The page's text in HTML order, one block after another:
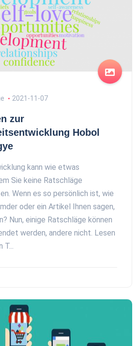
2021-11-07
zur
Hobol
kann wie etwas
Sie keine Ratschläge
Wenn es so persönlich ist, wie
oder ein Artikel Ihnen sagen,
Nun, einige Ratschläge können
werden, andere nicht. Lesen
T...